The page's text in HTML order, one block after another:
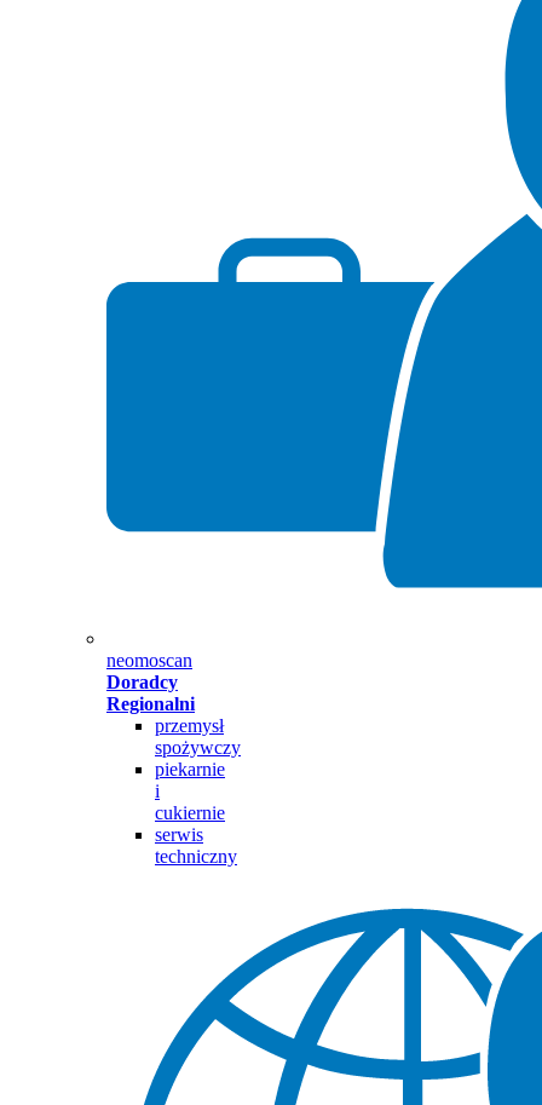
neomoscan
Doradcy
Regionalni
przemysł
spożywczy
piekarnie
i
cukiernie
serwis
techniczny